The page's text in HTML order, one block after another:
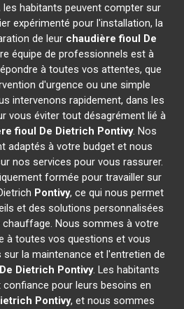
les habitants peuvent compter sur
expérimenté pour l'installation, la
de leur chaudière fioul De
équipe de professionnels est à
à toutes vos attentes, que
d'urgence ou une simple
intervenons rapidement, dans les
vous éviter tout désagrément lié à
fioul De Dietrich Pontivy. Nos
adaptés à votre budget et nous
nos services pour vous rassurer.
formée pour travailler sur
Pontivy, ce qui nous permet
et des solutions personnalisées
Nous sommes à votre
à toutes vos questions et vous
la maintenance et l'entretien de
Dietrich Pontivy. Les habitants
pour leurs besoins en
Pontivy, et nous sommes